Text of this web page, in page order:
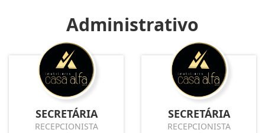
Administrativo
SECRETÁRIA
RECEPCIONISTA
SECRETÁRIA
RECEPCIONISTA